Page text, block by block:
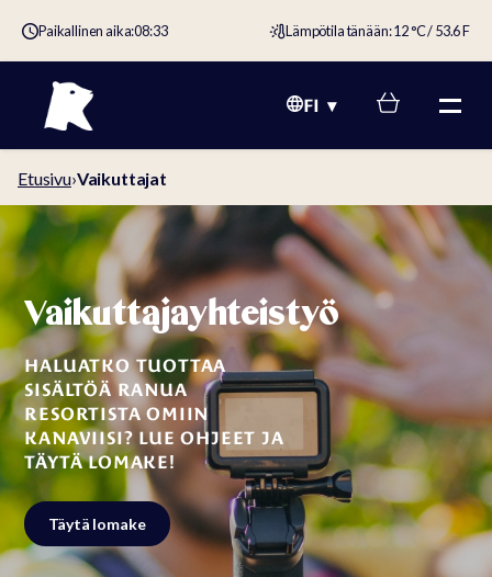
Paikallinen aika:08:33 Lämpötila tänään: 12 °C / 53.6 F
FI
Etusivu›Vaikuttajat
Vaikuttajayhteistyö
HALUATKO TUOTTAA
SISÄLTÖÄ RANUA
RESORTISTA OMIIN
KANAVIISI? LUE OHJEET JA
TÄYTÄ LOMAKE!
Täytä lomake